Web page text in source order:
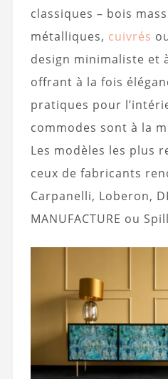
classiques – bois
métalliques, cuivrés
design minimaliste et
offrant à la fois
pratiques pour
commodes sont à la
Les modèles les plus
ceux de fabricants
Carpanelli, Loberon,
MANUFACTURE ou